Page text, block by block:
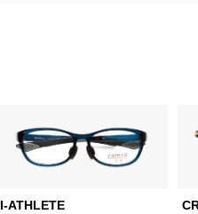
I-ATHLETE